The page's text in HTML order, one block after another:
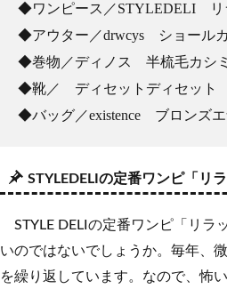
◆ワンピース／STYLEDELI
◆アウター／drwcys ショール
◆巻物／ディノス 半梳毛カシ
◆靴／ ディセットディセット
◆バッグ／existence ブロンズ
STYLEDELIの定番ワンピ「リ
STYLE DELIの定番ワンピ「リラ
いのではないでしょうか。毎年、
を繰り返しています。なので、怖